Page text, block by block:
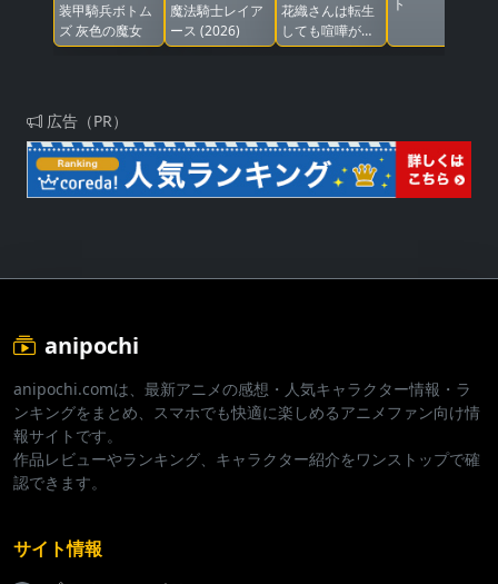
装甲騎兵ボトム
ズ 灰色の魔女
魔法騎士レイア
ース (2026)
花織さんは転生
しても喧嘩がし
たい
ト
広告（PR）
anipochi
anipochi.comは、最新アニメの感想・人気キャラクター情報・ラ
ンキングをまとめ、スマホでも快適に楽しめるアニメファン向け情
報サイトです。
作品レビューやランキング、キャラクター紹介をワンストップで確
認できます。
サイト情報